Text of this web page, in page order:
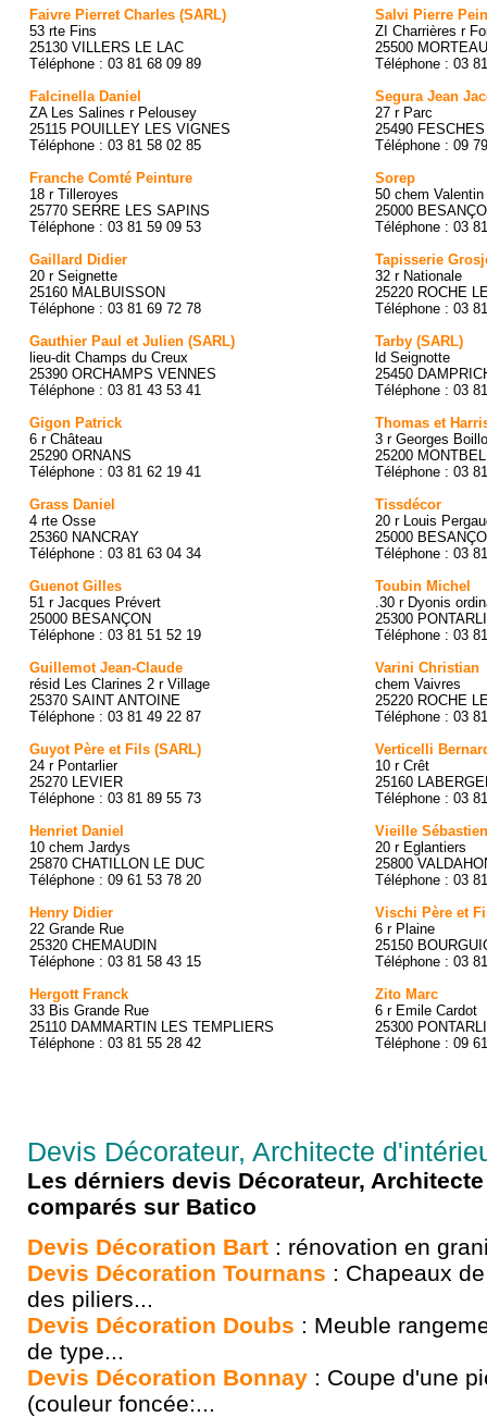
Faivre Pierret Charles (SARL)
53 rte Fins
25130 VILLERS LE LAC
Téléphone : 03 81 68 09 89
Falcinella Daniel
ZA Les Salines r Pelousey
25115 POUILLEY LES VIGNES
Téléphone : 03 81 58 02 85
Franche Comté Peinture
18 r Tilleroyes
25770 SERRE LES SAPINS
Téléphone : 03 81 59 09 53
Gaillard Didier
20 r Seignette
25160 MALBUISSON
Téléphone : 03 81 69 72 78
Gauthier Paul et Julien (SARL)
lieu-dit Champs du Creux
25390 ORCHAMPS VENNES
Téléphone : 03 81 43 53 41
Gigon Patrick
6 r Château
25290 ORNANS
Téléphone : 03 81 62 19 41
Grass Daniel
4 rte Osse
25360 NANCRAY
Téléphone : 03 81 63 04 34
Guenot Gilles
51 r Jacques Prévert
25000 BESANÇON
Téléphone : 03 81 51 52 19
Guillemot Jean-Claude
résid Les Clarines 2 r Village
25370 SAINT ANTOINE
Téléphone : 03 81 49 22 87
Guyot Père et Fils (SARL)
24 r Pontarlier
25270 LEVIER
Téléphone : 03 81 89 55 73
Henriet Daniel
10 chem Jardys
25870 CHATILLON LE DUC
Téléphone : 09 61 53 78 20
Henry Didier
22 Grande Rue
25320 CHEMAUDIN
Téléphone : 03 81 58 43 15
Hergott Franck
33 Bis Grande Rue
25110 DAMMARTIN LES TEMPLIERS
Téléphone : 03 81 55 28 42
Salvi Pierre
ZI Charrières r
25500 MORTEAU
Téléphone : 03
Segura Jean
27 r Parc
25490
Téléphone : 09
Sorep
50 chem Valentin
25000
Téléphone : 03
Tapisserie
32 r Nationale
25220 ROCHE
Téléphone : 03
Tarby (SARL)
ld Seignotte
25450
Téléphone : 03
Thomas et
3 r Georges
25200
Téléphone : 03
Tissdécor
20 r Louis
25000
Téléphone : 03
Toubin Michel
.30 r Dyonis
25300
Téléphone : 03
Varini Christian
chem Vaivres
25220 ROCHE
Téléphone : 03
Verticelli
10 r Crêt
25160
Téléphone : 03
Vieille Sébastien
20 r Eglantiers
25800
Téléphone : 03
Vischi Père et
6 r Plaine
25150
Téléphone : 03
Zito Marc
6 r Emile Cardot
25300
Téléphone : 09
Devis Décorateur, Architecte
Les dérniers devis Décorateur,
comparés sur Batico
Devis Décoration Bart : rénovation en
Devis Décoration Tournans : Chapeaux
des piliers...
Devis Décoration Doubs : Meuble
de type...
Devis Décoration Bonnay : Coupe d'une
(couleur foncée:...